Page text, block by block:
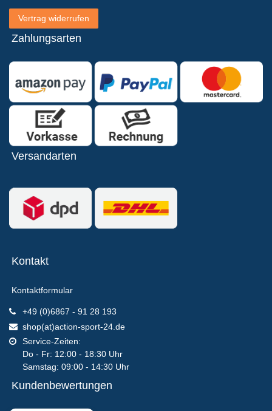
Vertrag widerrufen
Zahlungsarten
Versandarten
Kontakt
Kontaktformular
+49 (0)6867 - 91 28 193
shop(at)action-sport-24.de
Service-Zeiten:
Do - Fr: 12:00 - 18:30 Uhr
Samstag: 09:00 - 14:30 Uhr
Kundenbewertungen